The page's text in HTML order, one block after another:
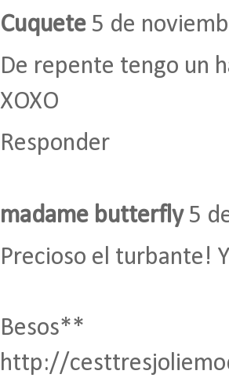
Cuquete 5 de
De repente tengo un
XOXO
Responder
madame butterfly 5
Precioso el turbante!
Besos**
http://